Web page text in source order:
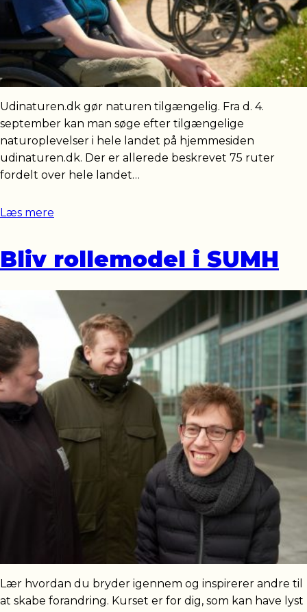
Udinaturen.dk gør naturen tilgængelig. Fra d. 4.
september kan man søge efter tilgængelige
naturoplevelser i hele landet på hjemmesiden
udinaturen.dk. Der er allerede beskrevet 75 ruter
fordelt over hele landet…
Læs mere
Bliv rollemodel i SUMH
Lær hvordan du bryder igennem og inspirerer andre til
at skabe forandring. Kurset er for dig, som kan have lyst